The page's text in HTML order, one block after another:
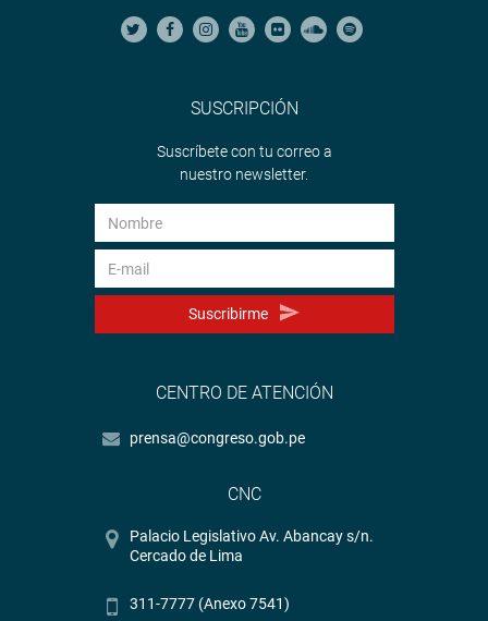
SUSCRIPCIÓN
Suscríbete con tu correo a
nuestro newsletter.
Suscribirme
CENTRO DE ATENCIÓN
prensa@congreso.gob.pe
CNC
Palacio Legislativo Av. Abancay s/n.
Cercado de Lima
311-7777 (Anexo 7541)